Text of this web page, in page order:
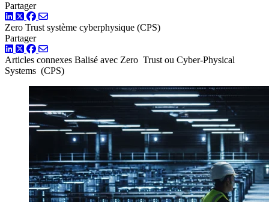
Partager
LinkedIn
TwitterFacebook
Zero Trustsystème cyberphysique (CPS)
Partager
LinkedIn
TwitterFacebook
Articles connexes Balisé avec Zero Trust ou Cyber-Physical
Systems (CPS)